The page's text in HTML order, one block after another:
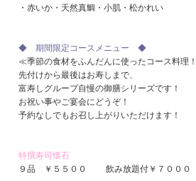
・赤いか・天然真鯛・小肌・松かれい
◆ 期間限定コースメニュー ◆
≪季節の食材をふんだんに使ったコース料理
先付けから最後はお寿しまで、
富寿しグループ自慢の御膳シリーズです！
お祝い事やご宴会にどうぞ！
予約なしでもお召し上がりいただけます！
特撰寿司懐石
９品 ￥５５００ 飲み放題付￥７０００